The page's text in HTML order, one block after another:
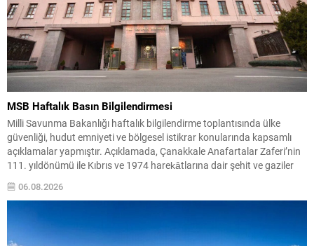
MSB Haftalık Basın Bilgilendirmesi
Milli Savunma Bakanlığı haftalık bilgilendirme toplantısında ülke
güvenliği, hudut emniyeti ve bölgesel istikrar konularında kapsamlı
açıklamalar yapmıştır. Açıklamada, Çanakkale Anafartalar Zaferi’nin
111. yıldönümü ile Kıbrıs ve 1974 harekâtlarına dair şehit ve gaziler
anmaları vurgulanmış; kahraman şehitlerimize rahmet ve minnet
dileği tekrarlanmıştır. Türk Silahlı Kuvvetleri’nin terörle mücadeledeki
06.08.2026